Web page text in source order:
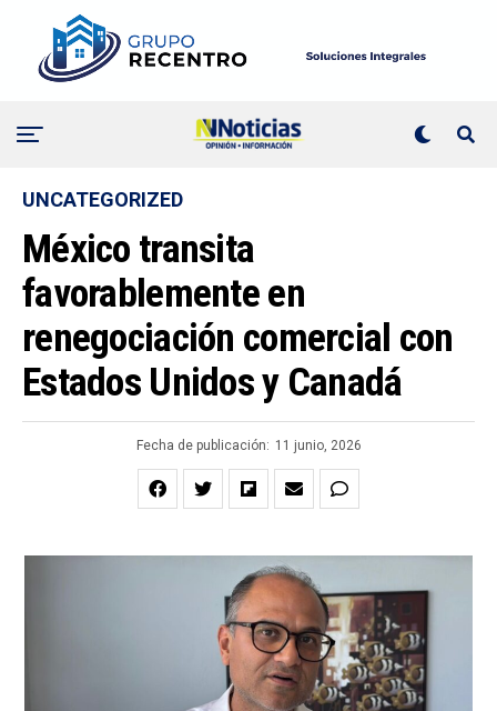
UNCATEGORIZED
México transita
favorablemente en
renegociación comercial con
Estados Unidos y Canadá
Fecha de publicación: 11 junio, 2026